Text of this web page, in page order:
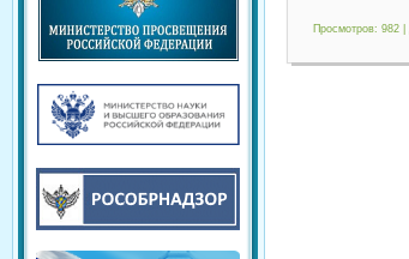
Просмотров: 982 |